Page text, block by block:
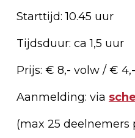
Starttijd: 10.45 uur
Tijdsduur: ca 1,5 uur
Prijs: € 8,- volw / €
Aanmelding: via
(max 25 deelnemers